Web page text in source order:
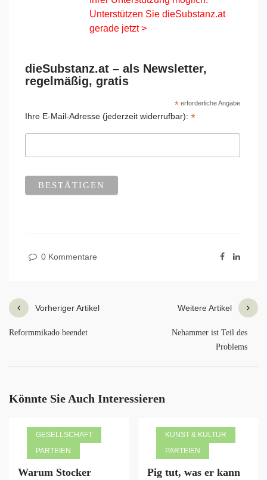
Unterstützen Sie dieSubstanz.at
gerade jetzt >
dieSubstanz.at – als Newsletter,
regelmäßig, gratis
*erforderliche Angabe
Ihre E-Mail-Adresse (jederzeit widerrufbar): *
0 Kommentare
Vorheriger Artikel
Reformmikado beendet
Weitere Artikel
Nehammer ist Teil des
Problems
Könnte Sie Auch Interessieren
GESELLSCHAFT
PARTEIEN
Warum Stocker
KUNST & KULTUR
PARTEIEN
Pig tut, was er kann